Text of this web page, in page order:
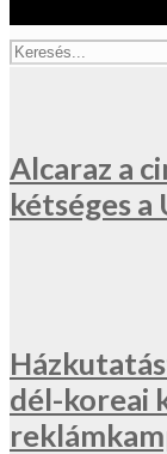
Alcaraz a
kétséges
dél-koreai